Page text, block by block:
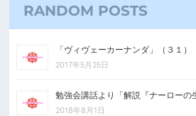
RANDOM POSTS
「ヴィヴェーカーナンダ」（３１）
2017年5月25日
勉強会講話より「解説『ナーローの
2018年8月1日